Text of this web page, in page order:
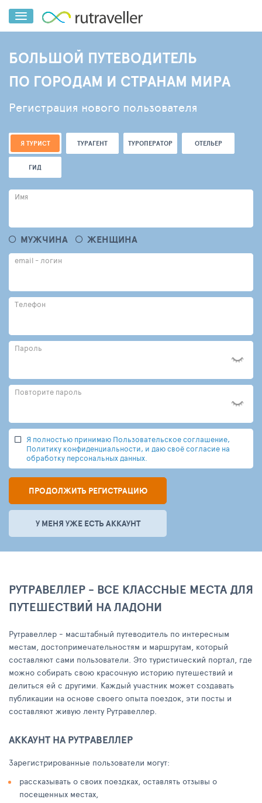
БОЛЬШОЙ ПУТЕВОДИТЕЛЬ
ПО ГОРОДАМ И СТРАНАМ МИРА
Регистрация нового пользователя
Я ТУРИСТ ТУРАГЕНТ ТУРОПЕРАТОР ОТЕЛЬЕР
ГИД
Имя
МУЖЧИНА ЖЕНЩИНА
email - логин
Телефон
Пароль
Повторите пароль
Я полностью принимаю Пользовательское соглашение,
Политику конфиденциальности, и даю своё согласие на
обработку персональных данных.
ПРОДОЛЖИТЬ РЕГИСТРАЦИЮ
У МЕНЯ УЖЕ ЕСТЬ АККАУНТ
РУТРАВЕЛЛЕР - ВСЕ КЛАССНЫЕ МЕСТА ДЛЯ
ПУТЕШЕСТВИЙ НА ЛАДОНИ
Рутравеллер - масштабный путеводитель по интересным
местам, достопримечательностям и маршрутам, который
составляют сами пользователи. Это туристический портал, где
можно собирать свою красочную историю путешествий и
делиться ей с другими. Каждый участник может создавать
публикации на основе своего опыта поездок, эти посты и
составляют живую ленту Рутравеллер.
АККАУНТ НА РУТРАВЕЛЛЕР
Зарегистрированные пользователи могут:
рассказывать о своих поездках, оставлять отзывы о
посещенных местах,